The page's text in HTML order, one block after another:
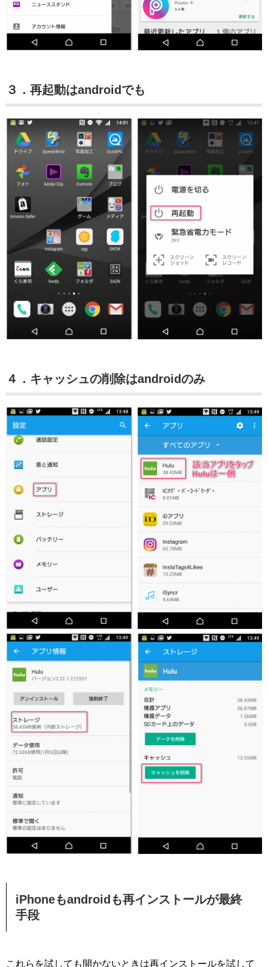
３．再起動はandroidでも
４．キャッシュの削除はandroidのみ
iPhoneもandroidも再インストールが最終
手段
これらを試しても開かないときは再インストールを試して